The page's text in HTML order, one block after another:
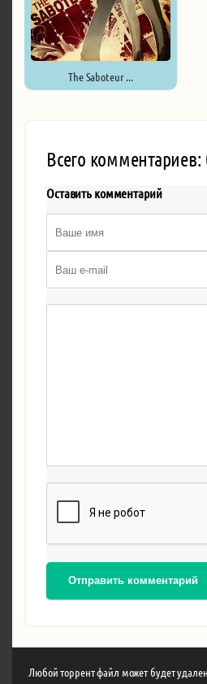
The Saboteur ...
Всего комментариев:
Оставить комментарий
Отправить комментарий
Любой торрент файл может будет